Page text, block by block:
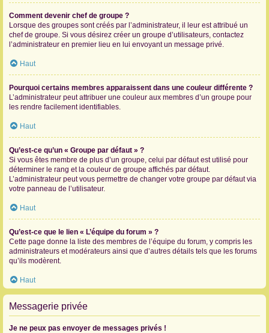
Comment devenir chef de groupe ?
Lorsque des groupes sont créés par l’administrateur, il leur est attribué un
chef de groupe. Si vous désirez créer un groupe d’utilisateurs, contactez
l’administrateur en premier lieu en lui envoyant un message privé.
Haut
Pourquoi certains membres apparaissent dans une couleur différente ?
L’administrateur peut attribuer une couleur aux membres d’un groupe pour
les rendre facilement identifiables.
Haut
Qu’est-ce qu’un « Groupe par défaut » ?
Si vous êtes membre de plus d’un groupe, celui par défaut est utilisé pour
déterminer le rang et la couleur de groupe affichés par défaut.
L’administrateur peut vous permettre de changer votre groupe par défaut via
votre panneau de l’utilisateur.
Haut
Qu’est-ce que le lien « L’équipe du forum » ?
Cette page donne la liste des membres de l’équipe du forum, y compris les
administrateurs et modérateurs ainsi que d’autres détails tels que les forums
qu’ils modèrent.
Haut
Messagerie privée
Je ne peux pas envoyer de messages privés !